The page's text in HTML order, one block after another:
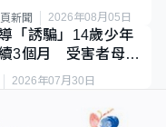
新聞 2026年08月05日
「誘騙」14歲少年
3個月 受害者母：
2026年07月30日